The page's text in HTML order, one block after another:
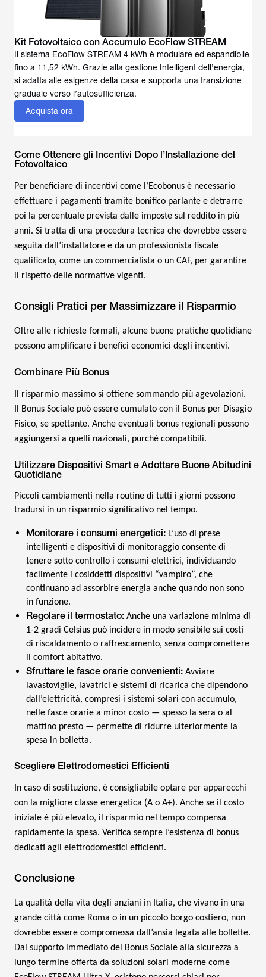
Kit Fotovoltaico con Accumulo EcoFlow STREAM
Il sistema EcoFlow STREAM 4 kWh è modulare ed espandibile
fino a 11,52 kWh. Grazie alla gestione Intelligent dell’energia,
si adatta alle esigenze della casa e supporta una transizione
graduale verso l’autosufficienza.
Acquista ora
Come Ottenere gli Incentivi Dopo l’Installazione del
Fotovoltaico
Per beneficiare di incentivi come l’Ecobonus è necessario
effettuare i pagamenti tramite bonifico parlante e detrarre
poi la percentuale prevista dalle imposte sul reddito in più
anni. Si tratta di una procedura tecnica che dovrebbe essere
seguita dall’installatore e da un professionista fiscale
qualificato, come un commercialista o un CAF, per garantire
il rispetto delle normative vigenti.
Consigli Pratici per Massimizzare il Risparmio
Oltre alle richieste formali, alcune buone pratiche quotidiane
possono amplificare i benefici economici degli incentivi.
Combinare Più Bonus
Il risparmio massimo si ottiene sommando più agevolazioni.
Il Bonus Sociale può essere cumulato con il Bonus per Disagio
Fisico, se spettante. Anche eventuali bonus regionali possono
aggiungersi a quelli nazionali, purché compatibili.
Utilizzare Dispositivi Smart e Adottare Buone Abitudini
Quotidiane
Piccoli cambiamenti nella routine di tutti i giorni possono
tradursi in un risparmio significativo nel tempo.
Monitorare i consumi energetici: L’uso di prese
intelligenti e dispositivi di monitoraggio consente di
tenere sotto controllo i consumi elettrici, individuando
facilmente i cosiddetti dispositivi “vampiro”, che
continuano ad assorbire energia anche quando non sono
in funzione.
Regolare il termostato: Anche una variazione minima di
1-2 gradi Celsius può incidere in modo sensibile sui costi
di riscaldamento o raffrescamento, senza compromettere
il comfort abitativo.
Sfruttare le fasce orarie convenienti: Avviare
lavastoviglie, lavatrici e sistemi di ricarica che dipendono
dall’elettricità, compresi i sistemi solari con accumulo,
nelle fasce orarie a minor costo — spesso la sera o al
mattino presto — permette di ridurre ulteriormente la
spesa in bolletta.
Scegliere Elettrodomestici Efficienti
In caso di sostituzione, è consigliabile optare per apparecchi
con la migliore classe energetica (A o A+). Anche se il costo
iniziale è più elevato, il risparmio nel tempo compensa
rapidamente la spesa. Verifica sempre l’esistenza di bonus
dedicati agli elettrodomestici efficienti.
Conclusione
La qualità della vita degli anziani in Italia, che vivano in una
grande città come Roma o in un piccolo borgo costiero, non
dovrebbe essere compromessa dall’ansia legata alle bollette.
Dal supporto immediato del Bonus Sociale alla sicurezza a
lungo termine offerta da soluzioni solari moderne come